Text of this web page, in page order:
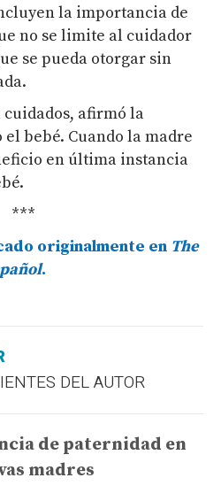
la importancia de
no se limite al cuidador
se pueda otorgar sin
cuidados, afirmó la
bebé. Cuando la madre
en última instancia
***
originalmente en The
.
DEL AUTOR
de paternidad en
madres